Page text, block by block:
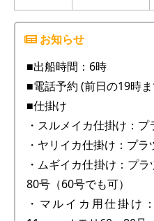
■出船時間：6時
■電話予約 (前日の19時
■仕掛け
・スルメイカ仕掛け：
・ヤリイカ仕掛け：プ
・ムギイカ仕掛け：プ
80号（60号でも可）
・マルイカ用仕掛け